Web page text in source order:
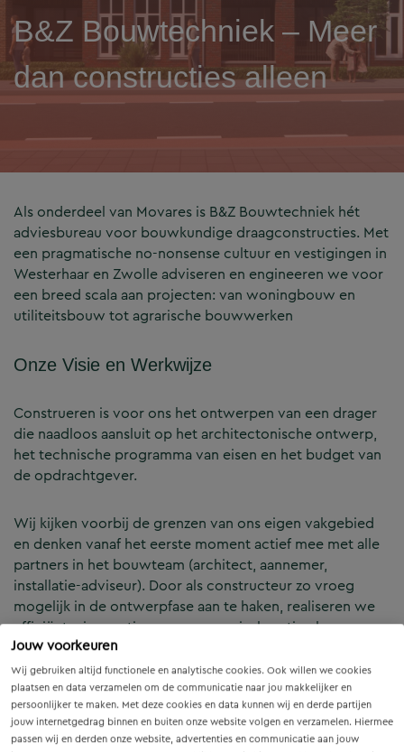
Jouw voorkeuren
Wij gebruiken altijd functionele en analytische cookies. Ook willen we cookies
plaatsen en data verzamelen om de communicatie naar jou makkelijker en
persoonlijker te maken. Met deze cookies en data kunnen wij en derde partijen
jouw internetgedrag binnen en buiten onze website volgen en verzamelen. Hiermee
passen wij en derden onze website, advertenties en communicatie aan jouw
B&Z Bouwtechniek – Meer
dan constructies alleen
Als onderdeel van Movares is B&Z Bouwtechniek hét
adviesbureau voor bouwkundige draagconstructies. Met
een pragmatische no-nonsense cultuur en vestigingen in
Westerhaar en Zwolle adviseren en engineeren we voor
een breed scala aan projecten: van woningbouw en
utiliteitsbouw tot agrarische bouwwerken
Onze Visie en Werkwijze
Construeren is voor ons het ontwerpen van een drager
die naadloos aansluit op het architectonische ontwerp,
het technische programma van eisen en het budget van
de opdrachtgever.
Wij kijken voorbij de grenzen van ons eigen vakgebied
en denken vanaf het eerste moment actief mee met alle
partners in het bouwteam (architect, aannemer,
installatie-adviseur). Door als constructeur zo vroeg
mogelijk in de ontwerpfase aan te haken, realiseren we
efficiënte, innovatieve en economisch optimale
constructies — voor zowel nieuwbouw als renovatie.
Onze Expertises en Activiteiten
B&Z Bouwtechniek verzorgt het volledige constructieve